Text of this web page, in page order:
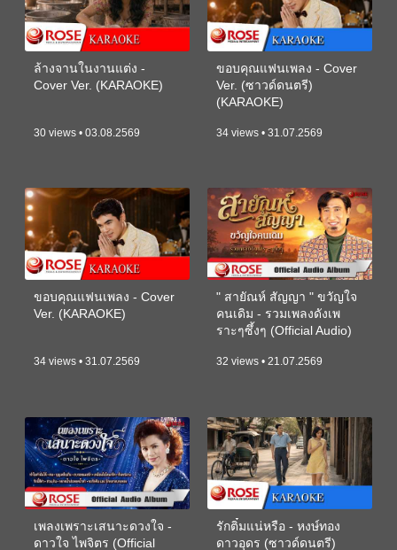
ล้างจานในงานแต่ง -
Cover Ver. (KARAOKE)
30 views • 03.08.2569
ขอบคุณแฟนเพลง - Cover
Ver. (ซาวด์ดนตรี)
(KARAOKE)
34 views • 31.07.2569
ขอบคุณแฟนเพลง - Cover
Ver. (KARAOKE)
34 views • 31.07.2569
" สายัณห์ สัญญา " ขวัญใจ
คนเดิม - รวมเพลงดังเพ
ราะๆซึ้งๆ (Official Audio)
32 views • 21.07.2569
เพลงเพราะเสนาะดวงใจ -
ดาวใจ ไพจิตร (Official
รักติ๋มแน่หรือ - หงษ์ทอง
ดาวอุดร (ซาวด์ดนตรี)